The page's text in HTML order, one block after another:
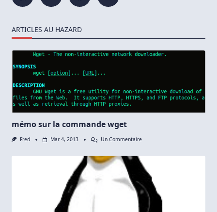
ARTICLES AU HAZARD
mémo sur la commande wget
Fred Mar 4, 2013 Un CommentaireSur
La
Commande
Wget